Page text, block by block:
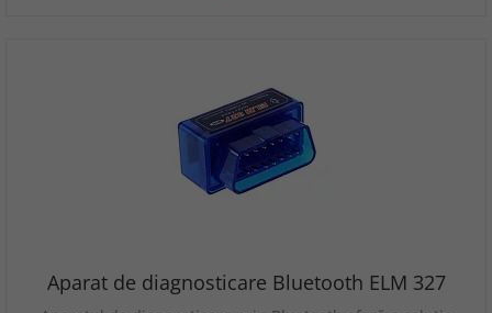
Aparat de diagnosticare Bluetooth ELM 327